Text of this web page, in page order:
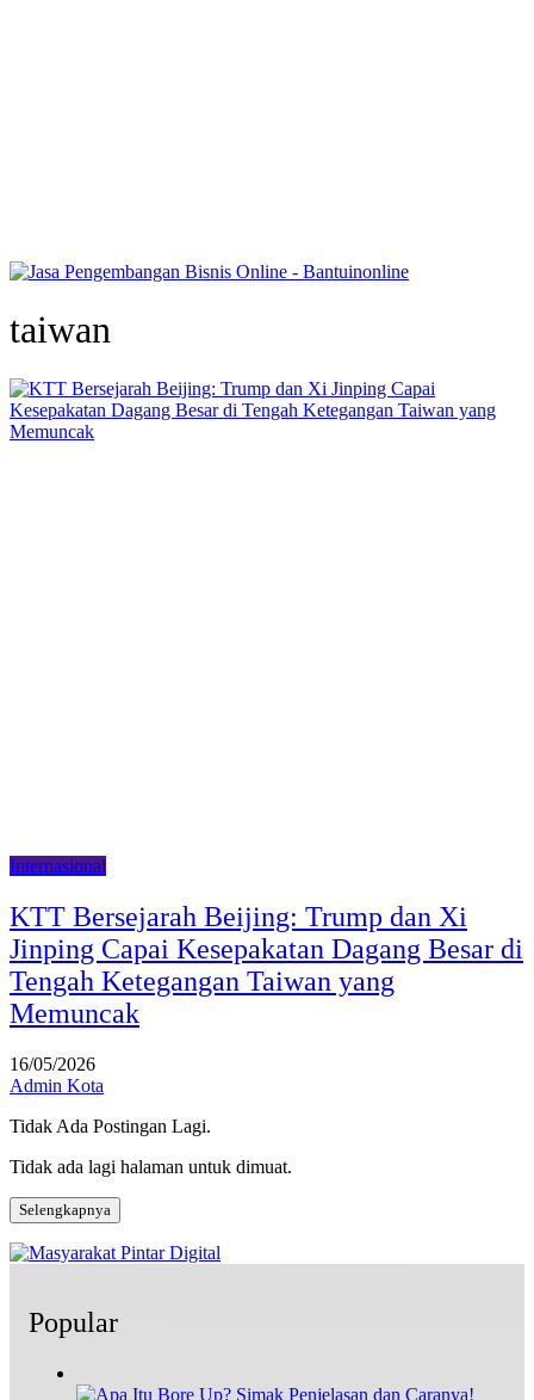
taiwan
Internasional
KTT Bersejarah Beijing: Trump dan Xi
Jinping Capai Kesepakatan Dagang Besar di
Tengah Ketegangan Taiwan yang
Memuncak
16/05/2026
Admin Kota
Tidak Ada Postingan Lagi.
Tidak ada lagi halaman untuk dimuat.
Selengkapnya
Popular